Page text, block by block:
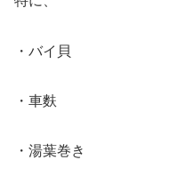
・バイ貝
・車麩
・湯葉巻き